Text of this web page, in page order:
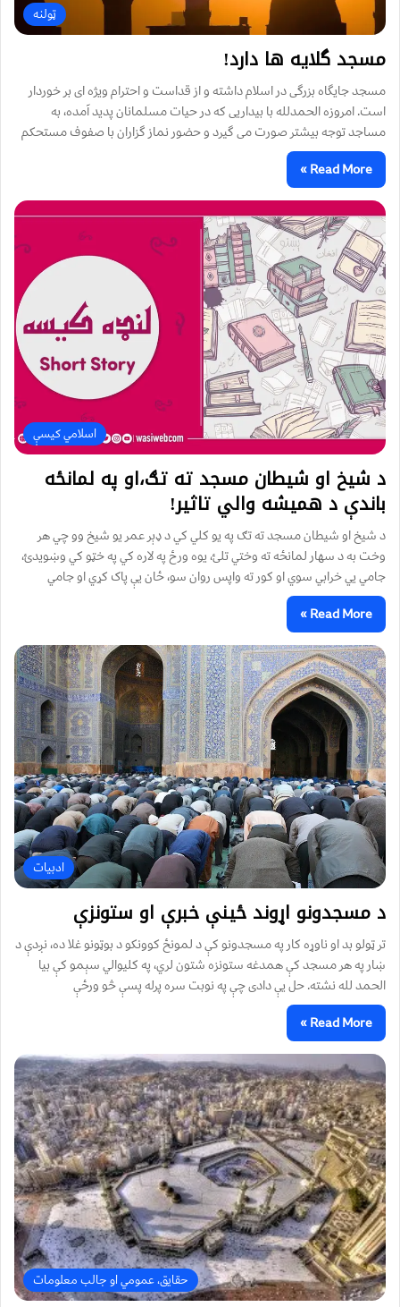
ټولنه
مسجد گلایه ها دارد!
مسجد جایگاه بزرگی در اسلام داشته و از قداست و احترام ویژه ای بر خوردار
است. امروزه الحمدلله با بیداریی که در حیات مسلمانان پدید آمده، به
مساجد توجه بیشتر صورت می گیرد و حضور نماز گزاران با صفوف مستحکم
Read More »
اسلامي کیسې
د شیخ او شیطان مسجد ته تګ،او په لمانځه
باندې د همیشه والي تاثیر!
د شیخ او شیطان مسجد ته تګ په یو کلي کي د ډېر عمر یو شیخ وو چي هر
وخت به د سهار لمانځه ته وختي تلئ، یوه ورځ په لارہ کي په خټو کي وښویدئ،
جامي یي خرابي سوي او کور ته واپس روان سو، ځان یې پاک کړي او جامي
Read More »
ادبیات
د مسجدونو اړوند ځينې خبرې او ستونزې
تر ټولو بد او ناوړه کار په مسجدونو کې د لمونځ کوونکو د بوټونو غلا ده، نږدې د
ښار په هر مسجد کې همدغه ستونزه شتون لري، په کلیوالي سېمو کې بیا
الحمد لله نشته. حل يې دادی چې په نوبت سره پرله پسې څو ورځې
Read More »
حقایق، عمومي او جالب معلومات